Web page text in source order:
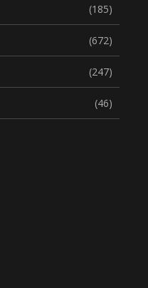
(185)
(672)
(247)
(46)